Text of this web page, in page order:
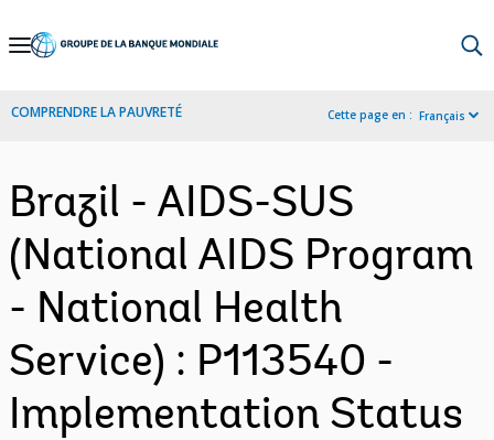
Skip
Navigation
COMPRENDRE LA PAUVRETÉ Cette page en : Français
Brazil - AIDS-SUS
(National AIDS Program
- National Health
Service) : P113540 -
Implementation Status